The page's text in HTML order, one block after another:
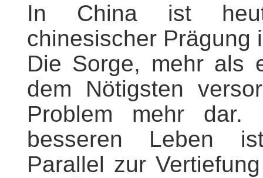
In China ist
chinesischer Prägung
Die Sorge, mehr als
dem Nötigsten
Problem mehr dar.
besseren Leben
Parallel zur